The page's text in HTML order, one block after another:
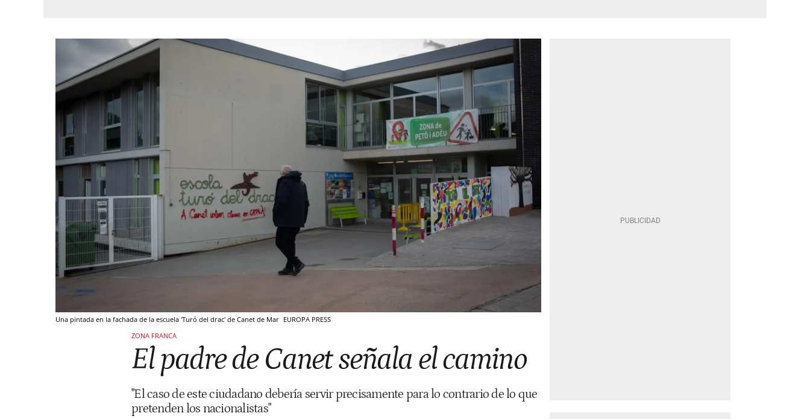
Una pintada en la fachada de la escuela 'Turó del drac' de Canet de Mar EUROPA PRESS
ZONA FRANCA
El padre de Canet señala el camino
"El caso de este ciudadano debería servir precisamente para lo contrario de lo que
pretenden los nacionalistas"